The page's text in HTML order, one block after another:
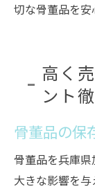
切な骨董品を安
高く
ント
骨董品の保
骨董品を兵庫
大きな影響を与